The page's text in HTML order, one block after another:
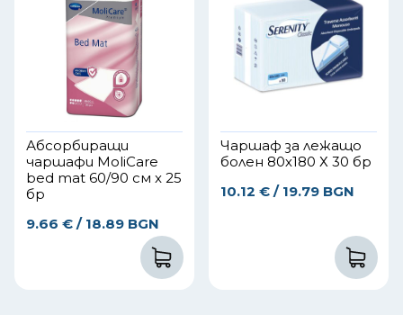
Абсорбиращи
чаршафи MoliCare
bed mat 60/90 см x 25
бр
9.66 € / 18.89 BGN
Чаршаф за лежащо
болен 80х180 Х 30 бр
10.12 € / 19.79 BGN